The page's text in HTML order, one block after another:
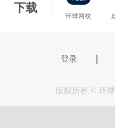
下载
环球网校
登录 ｜
版权所有 © 环